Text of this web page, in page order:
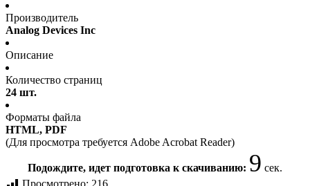
Производитель
Analog Devices Inc
Описание
Количество страниц
24 шт.
Форматы файла
HTML, PDF
(Для просмотра требуется Adobe Acrobat Reader)
Подождите, идет подготовка к скачиванию: 9 сек.